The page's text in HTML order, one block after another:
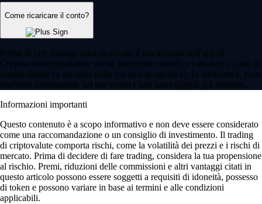
Come ricaricare il conto?
Prima di fare trading, puoi ricaricare il tuo account sull'app di
Crypto.com depositando valuta fiat tramite bonifico bancario o carta di
credito/debito (a seconda della tua area geografica). In alternativa, puoi
trasferire direttamente sul tuo wallet i tuoi asset digitali già esistenti.
Informazioni importanti
Questo contenuto è a scopo informativo e non deve essere considerato
come una raccomandazione o un consiglio di investimento. Il trading
di criptovalute comporta rischi, come la volatilità dei prezzi e i rischi di
mercato. Prima di decidere di fare trading, considera la tua propensione
al rischio. Premi, riduzioni delle commissioni e altri vantaggi citati in
questo articolo possono essere soggetti a requisiti di idoneità, possesso
di token e possono variare in base ai termini e alle condizioni
applicabili.